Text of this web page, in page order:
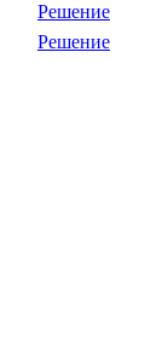
Решение
Решение